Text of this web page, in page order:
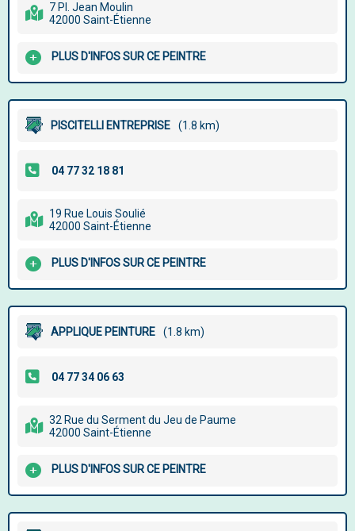
7 Pl. Jean Moulin
42000 Saint-Étienne
PLUS D'INFOS SUR CE PEINTRE
PISCITELLI ENTREPRISE (1.8 km)
19 Rue Louis Soulié
42000 Saint-Étienne
PLUS D'INFOS SUR CE PEINTRE
APPLIQUE PEINTURE (1.8 km)
32 Rue du Serment du Jeu de Paume
42000 Saint-Étienne
PLUS D'INFOS SUR CE PEINTRE